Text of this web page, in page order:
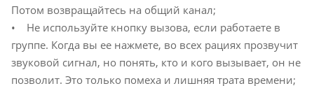
Потом возвращайтесь на общий канал;
• Не используйте кнопку вызова, если работаете в
группе. Когда вы ее нажмете, во всех рациях прозвучит
звуковой сигнал, но понять, кто и кого вызывает, он не
позволит. Это только помеха и лишняя трата времени;